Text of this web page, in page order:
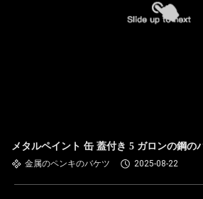
メタルペイント 缶 蓋付き 5 ガロンの鋼の
金属のペンキのバケツ 2025-08-22